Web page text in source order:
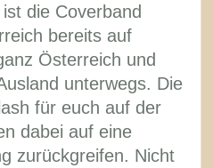
die Coverband
bereits auf
Österreich und
unterwegs. Die
für euch auf der
dabei auf eine
zurückgreifen. Nicht